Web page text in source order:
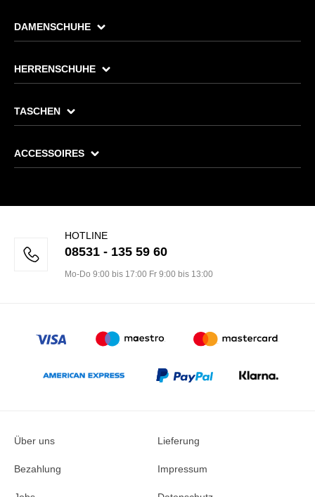
DAMENSCHUHE
HERRENSCHUHE
TASCHEN
ACCESSOIRES
HOTLINE
08531 - 135 59 60
Mo-Do 9:00 bis 17:00 Fr 9:00 bis 13:00
Über uns Lieferung
Bezahlung Impressum